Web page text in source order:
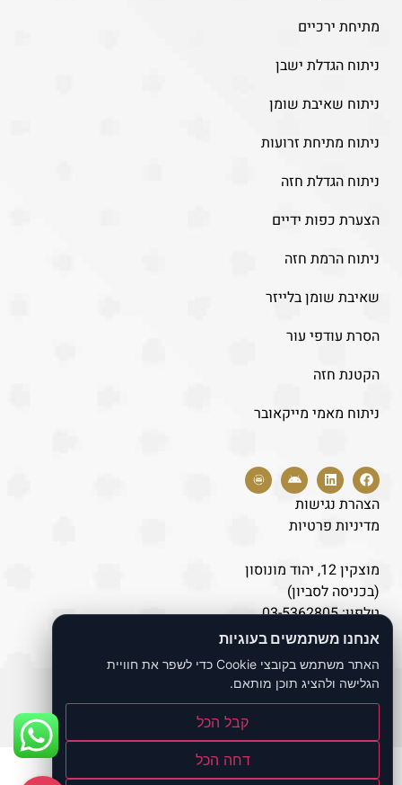
מתיחת ירכיים
ניתוח הגדלת ישבן
ניתוח שאיבת שומן
ניתוח מתיחת זרועות
ניתוח הגדלת חזה
הצערת כפות ידיים
ניתוח הרמת חזה
שאיבת שומן בלייזר
הסרת עודפי עור
הקטנת חזה
ניתוח מאמי מייקאובר
הצהרת נגישות
מדיניות פרטיות
מוצקין 12, יהוד מונוסון
(בכניסה לסביון)
טלפון:03-5362805
נייד:077-8043446
כל הזכויות שמורות לאתר ד"ר לוי אברהם
Build byBernoli
אנחנו משתמשים בעוגיות
האתר משתמש בקובצי Cookie כדי לשפר את חוויית
הגלישה ולהציג תוכן מותאם.
קבל הכל
דחה הכל